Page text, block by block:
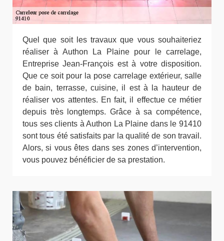
Quel que soit les travaux que vous souhaiteriez
réaliser à Authon La Plaine pour le carrelage,
Entreprise Jean-François est à votre disposition.
Que ce soit pour la pose carrelage extérieur, salle
de bain, terrasse, cuisine, il est à la hauteur de
réaliser vos attentes. En fait, il effectue ce métier
depuis très longtemps. Grâce à sa compétence,
tous ses clients à Authon La Plaine dans le 91410
sont tous été satisfaits par la qualité de son travail.
Alors, si vous êtes dans ses zones d’intervention,
vous pouvez bénéficier de sa prestation.